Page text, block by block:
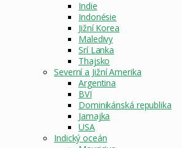
Indie
Indonésie
Jižní Korea
Maledivy
Srí Lanka
Thajsko
Severní a Jižní Amerika
Argentina
BVI
Dominikánská republika
Jamajka
USA
Indický oceán